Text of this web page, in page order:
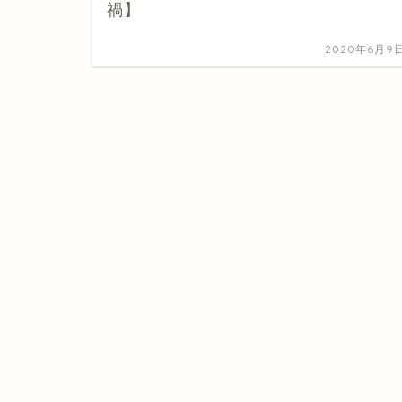
禍】
2020年6月9